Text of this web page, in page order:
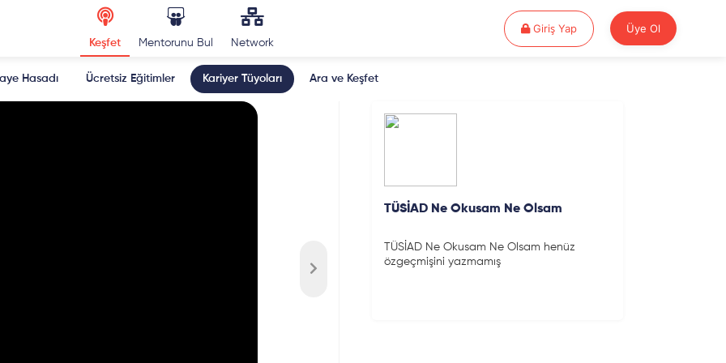
Keşfet Mentorunu Bul Network
Giriş YapGiriş Yap Üye Ol
Hasadı Ücretsiz Eğitimler Kariyer Tüyoları Ara ve Keşfet
TÜSİAD Ne Okusam Ne Olsam
TÜSİAD Ne Okusam Ne Olsam henüz
özgeçmişini yazmamış